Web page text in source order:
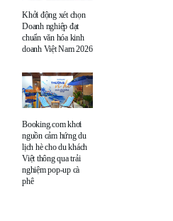
Khởi động xét chọn
Doanh nghiệp đạt
chuẩn văn hóa kinh
doanh Việt Nam 2026
Booking.com khơi
nguồn cảm hứng du
lịch hè cho du khách
Việt thông qua trải
nghiệm pop-up cà
phê